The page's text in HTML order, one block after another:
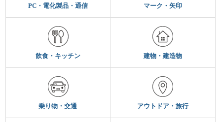
PC・電化製品・通信 マーク・矢印
飲食・キッチン 建物・建造物
乗り物・交通 アウトドア・旅行